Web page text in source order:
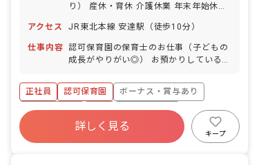
り） 産休・育休 介護休業 年末年始休暇
能性有
アクセス JR東北本線 安達駅（徒歩10分）
仕事内容 認可保育園の保育士のお仕事（子どもの
成長がやりがい◎） お預かりしている子
・食事・睡眠・排泄・清潔・衣類の着脱
等 ・集団生活を通じた社会性の装着 ・
行事の計画・実行、お知らせの作成
正社員 認可保育園
ボーナス・賞与あり
社会保険完備
有給
福利厚生充実
昇給昇進あり
産休育休制度
詳しく見る
キープ